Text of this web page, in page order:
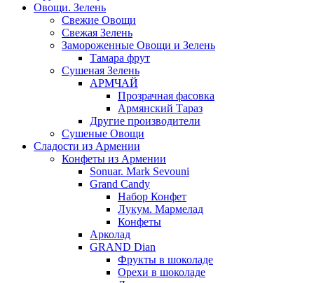
Овощи. Зелень
Свежие Овощи
Свежая Зелень
Замороженные Овощи и Зелень
Тамара фрут
Сушеная Зелень
АРМЧАЙ
Прозрачная фасовка
Армянский Тараз
Другие производители
Сушеные Овощи
Сладости из Армении
Конфеты из Армении
Sonuar. Mark Sevouni
Grand Candy
Набор Конфет
Лукум. Мармелад
Конфеты
Арколад
GRAND Dian
Фрукты в шоколаде
Орехи в шоколаде